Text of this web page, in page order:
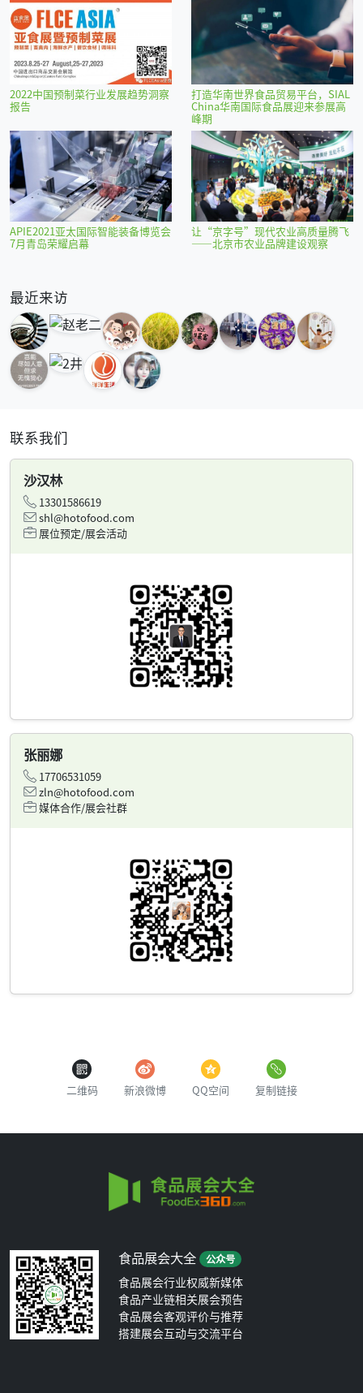
2022中国预制菜行业发展趋势洞察
报告
打造华南世界食品贸易平台，SIAL
China华南国际食品展迎来参展高
峰期
APIE2021亚太国际智能装备博览会
7月青岛荣耀启幕
让“京字号”现代农业高质量腾飞
——北京市农业品牌建设观察
最近来访
联系我们
沙汉林
13301586619
shl@hotofood.com
展位预定/展会活动
张丽娜
17706531059
zln@hotofood.com
媒体合作/展会社群
二维码 新浪微博 QQ空间 复制链接
食品展会大全 公众号
食品展会行业权威新媒体
食品产业链相关展会预告
食品展会客观评价与推荐
搭建展会互动与交流平台